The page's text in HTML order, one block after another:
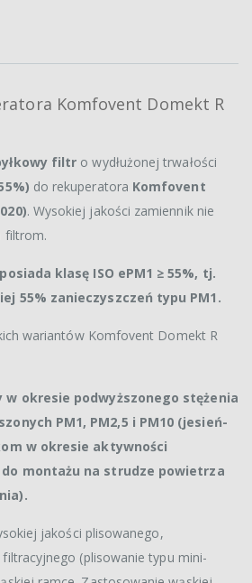
Komfovent Domekt R
filtr o wydłużonej trwałości
do rekuperatora Komfovent
. Wysokiej jakości zamiennik nie
filtrom.
klasę ISO ePM1 ≥ 55%, tj.
55% zanieczyszczeń typu PM1.
wariantów Komfovent Domekt R
w okresie podwyższonego stężenia
PM1, PM2,5 i PM10 (jesień-
w okresie aktywności
montażu na strudze powietrza
jakości plisowanego,
(plisowanie typu mini-